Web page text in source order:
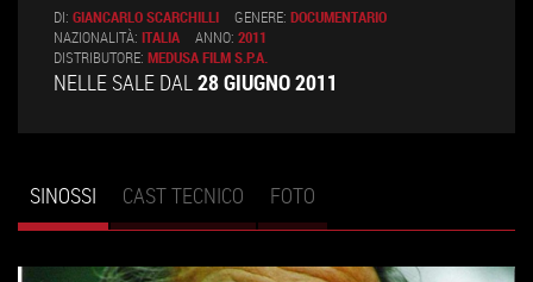
DI: GIANCARLO SCARCHILLI GENERE: DOCUMENTARIO
NAZIONALITÀ: ITALIA ANNO: 2011
DISTRIBUTORE: MEDUSA FILM S.P.A.
NELLE SALE DAL28 GIUGNO 2011
Schede primarie
SINOSSI (SCHEDA
ATTIVA)
CAST TECNICO FOTO